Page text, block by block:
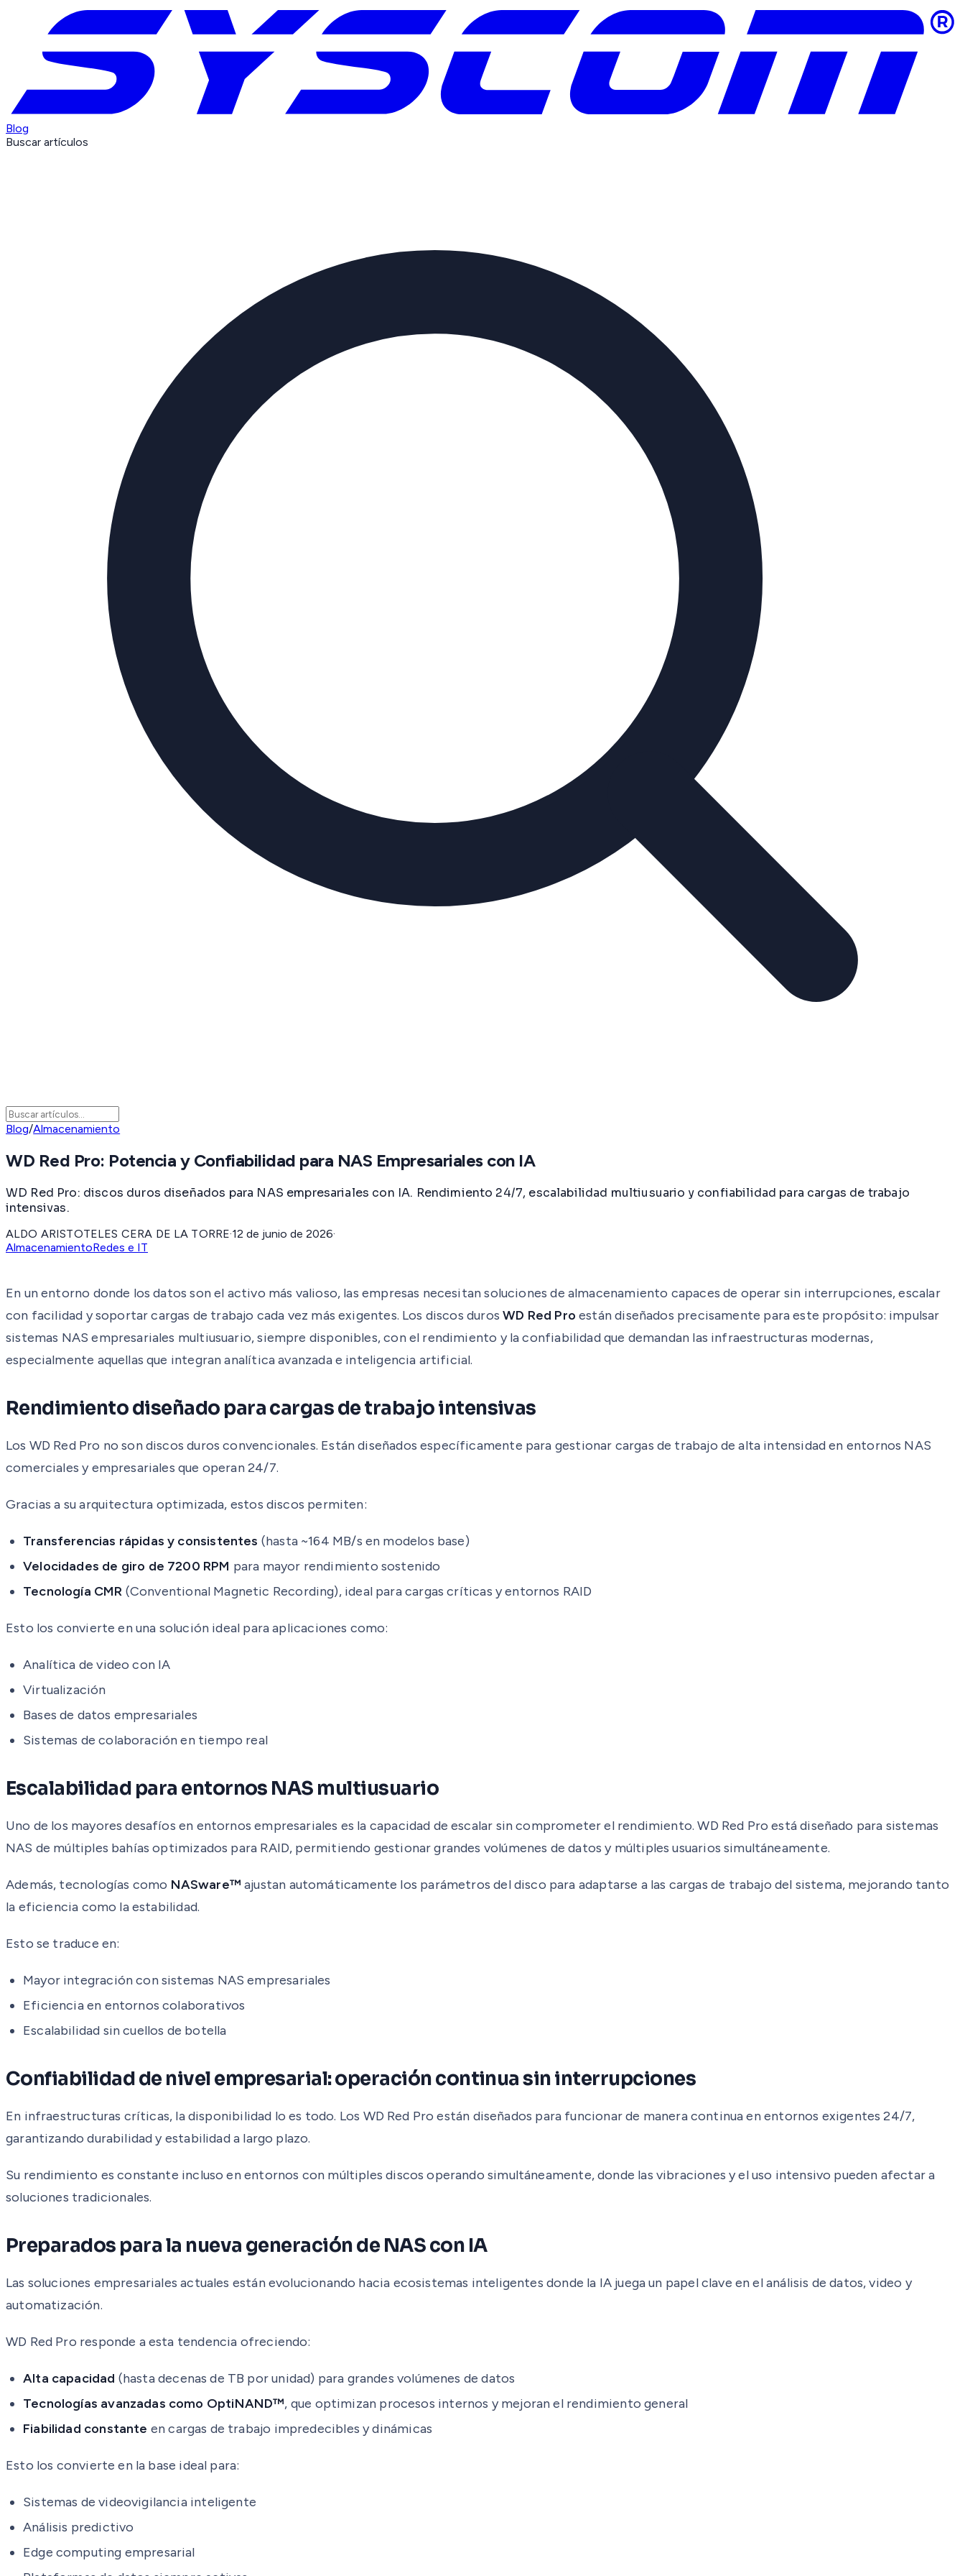
Blog
Buscar artículos
Blog/Almacenamiento
WD Red Pro: Potencia y Confiabilidad para NAS Empresariales con IA
WD Red Pro: discos duros diseñados para NAS empresariales con IA. Rendimiento 24/7, escalabilidad multiusuario y confiabilidad para cargas de trabajo
intensivas.
ALDO ARISTOTELES CERA DE LA TORRE·12 de junio de 2026·
AlmacenamientoRedes e IT
En un entorno donde los datos son el activo más valioso, las empresas necesitan soluciones de almacenamiento capaces de operar sin interrupciones, escalar
con facilidad y soportar cargas de trabajo cada vez más exigentes. Los discos durosWD Red Pro están diseñados precisamente para este propósito: impulsar
sistemas NAS empresariales multiusuario, siempre disponibles, con el rendimiento y la confiabilidad que demandan las infraestructuras modernas,
especialmente aquellas que integran analítica avanzada e inteligencia artificial.
Rendimiento diseñado para cargas de trabajo intensivas
Los WD Red Pro no son discos duros convencionales. Están diseñados específicamente para gestionar cargas de trabajo de alta intensidad en entornos NAS
comerciales y empresariales que operan 24/7.
Gracias a su arquitectura optimizada, estos discos permiten:
Transferencias rápidas y consistentes (hasta ~164 MB/s en modelos base)
Velocidades de giro de 7200 RPM para mayor rendimiento sostenido
Tecnología CMR (Conventional Magnetic Recording), ideal para cargas críticas y entornos RAID
Esto los convierte en una solución ideal para aplicaciones como:
Analítica de video con IA
Virtualización
Bases de datos empresariales
Sistemas de colaboración en tiempo real
Escalabilidad para entornos NAS multiusuario
Uno de los mayores desafíos en entornos empresariales es la capacidad de escalar sin comprometer el rendimiento. WD Red Pro está diseñado para sistemas
NAS de múltiples bahías optimizados para RAID, permitiendo gestionar grandes volúmenes de datos y múltiples usuarios simultáneamente.
Además, tecnologías como NASware™ ajustan automáticamente los parámetros del disco para adaptarse a las cargas de trabajo del sistema, mejorando tanto
la eficiencia como la estabilidad.
Esto se traduce en:
Mayor integración con sistemas NAS empresariales
Eficiencia en entornos colaborativos
Escalabilidad sin cuellos de botella
Confiabilidad de nivel empresarial: operación continua sin interrupciones
En infraestructuras críticas, la disponibilidad lo es todo. Los WD Red Pro están diseñados para funcionar de manera continua en entornos exigentes 24/7,
garantizando durabilidad y estabilidad a largo plazo.
Su rendimiento es constante incluso en entornos con múltiples discos operando simultáneamente, donde las vibraciones y el uso intensivo pueden afectar a
soluciones tradicionales.
Preparados para la nueva generación de NAS con IA
Las soluciones empresariales actuales están evolucionando hacia ecosistemas inteligentes donde la IA juega un papel clave en el análisis de datos, video y
automatización.
WD Red Pro responde a esta tendencia ofreciendo:
Alta capacidad (hasta decenas de TB por unidad) para grandes volúmenes de datos
Tecnologías avanzadas como OptiNAND™, que optimizan procesos internos y mejoran el rendimiento general
Fiabilidad constante en cargas de trabajo impredecibles y dinámicas
Esto los convierte en la base ideal para:
Sistemas de videovigilancia inteligente
Análisis predictivo
Edge computing empresarial